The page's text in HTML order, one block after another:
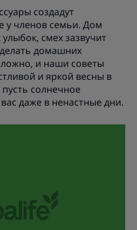
создадут
у членов семьи. Дом
смех зазвучит
домашних
и наши советы
и яркой весны в
солнечное
даже в ненастные дни.